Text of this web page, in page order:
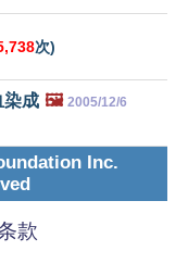
次)
染成 🖼️ 2005/12/6
Inc.
款